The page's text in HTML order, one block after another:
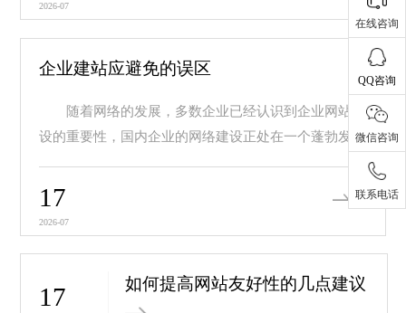
2026-07
企业建站应避免的误区
随着网络的发展，多数企业已经认识到企业网站建
设的重要性，国内企业的网络建设正处在一个蓬勃发展
17
2026-07
17 如何提高网站友好性的几点建议
在线咨询
QQ咨询
微信咨询
联系电话